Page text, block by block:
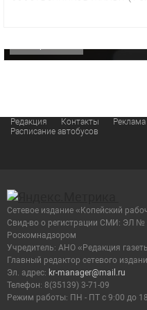
«Звезда» Метрана
Редакция Контакты Реклама
Расписание автобусов
Сетевое издание «Копейский
Cвид-во о регистрации СМИ: ЭЛ №
Роскомнадзором
Учредитель: АНО «Редакция
Главный редактор сетевого
Эл. адрес: kr-manager@mail.ru
Телефон: 8(35139) 3-71-09
Режим работы: ПН - ПТ с 9:00 до